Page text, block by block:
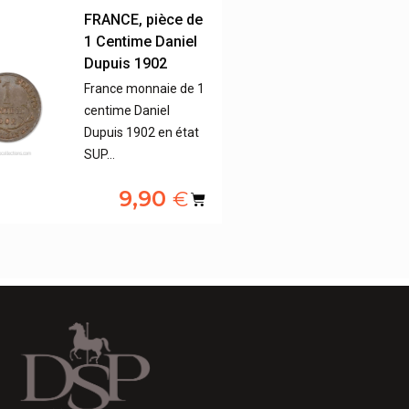
FRANCE, pièce de
1 Centime Daniel
Dupuis 1902
France monnaie de 1
centime Daniel
Dupuis 1902 en état
SUP…
9,90 €